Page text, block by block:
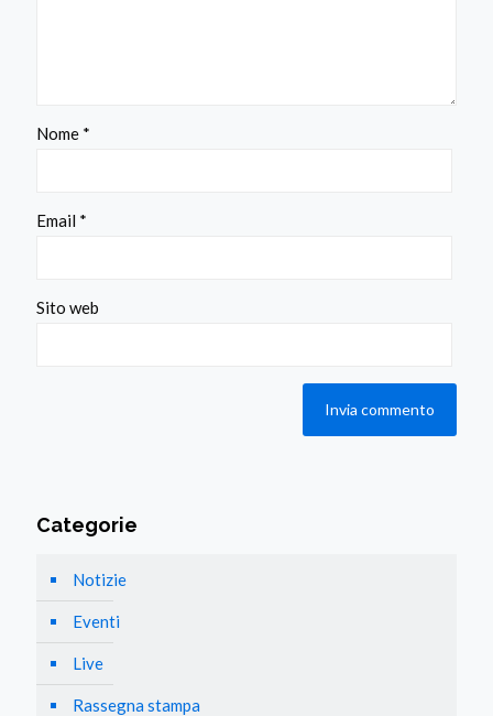
Nome *
Email *
Sito web
Categorie
Notizie
Eventi
Live
Rassegna stampa